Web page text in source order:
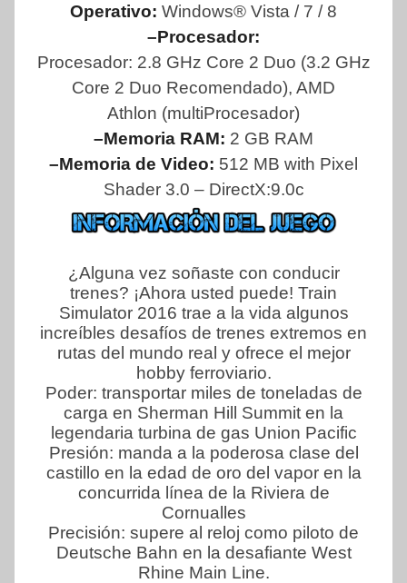
Operativo: Windows® Vista / 7 / 8
–Procesador:
Procesador: 2.8 GHz Core 2 Duo (3.2 GHz
Core 2 Duo Recomendado), AMD
Athlon (multiProcesador)
–Memoria RAM: 2 GB RAM
–Memoria de Video: 512 MB with Pixel
Shader 3.0 – DirectX:9.0c
¿Alguna vez soñaste con conducir
trenes? ¡Ahora usted puede! Train
Simulator 2016 trae a la vida algunos
increíbles desafíos de trenes extremos en
rutas del mundo real y ofrece el mejor
hobby ferroviario.
Poder: transportar miles de toneladas de
carga en Sherman Hill Summit en la
legendaria turbina de gas Union Pacific
Presión: manda a la poderosa clase del
castillo en la edad de oro del vapor en la
concurrida línea de la Riviera de
Cornualles
Precisión: supere al reloj como piloto de
Deutsche Bahn en la desafiante West
Rhine Main Line.